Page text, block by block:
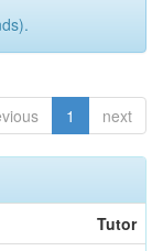
1 next
Tutor